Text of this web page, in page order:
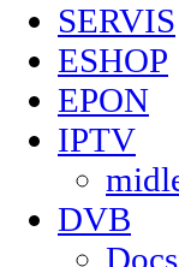
SERVIS
ESHOP
EPON
IPTV
DVB